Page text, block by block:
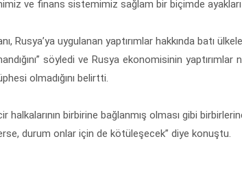
ve finans sistemimiz sağlam bir biçimde
Rusya’ya uygulanan yaptırımlar hakkında batı
söyledi ve Rusya ekonomisinin
olmadığını belirtti.
halkalarının birbirine bağlanmış olması gibi
durum onlar için de kötüleşecek” diye konuştu.